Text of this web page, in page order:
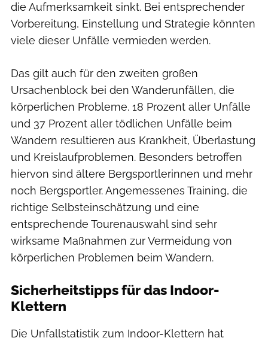
die Aufmerksamkeit sinkt. Bei entsprechender
Vorbereitung, Einstellung und Strategie könnten
viele dieser Unfälle vermieden werden.
Das gilt auch für den zweiten großen
Ursachenblock bei den Wanderunfällen, die
körperlichen Probleme. 18 Prozent aller Unfälle
und 37 Prozent aller tödlichen Unfälle beim
Wandern resultieren aus Krankheit, Überlastung
und Kreislaufproblemen. Besonders betroffen
hiervon sind ältere Bergsportlerinnen und mehr
noch Bergsportler. Angemessenes Training, die
richtige Selbsteinschätzung und eine
entsprechende Tourenauswahl sind sehr
wirksame Maßnahmen zur Vermeidung von
körperlichen Problemen beim Wandern.
Sicherheitstipps für das Indoor-
Klettern
Die Unfallstatistik zum Indoor-Klettern hat